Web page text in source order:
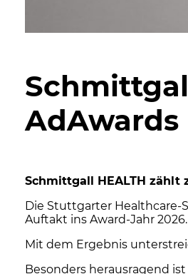
AdAwards
Schmittgall HEALTH zählt
Die Stuttgarter Healthcare-
Auftakt ins Award-Jahr 2026.
Mit dem Ergebnis
Besonders herausragend